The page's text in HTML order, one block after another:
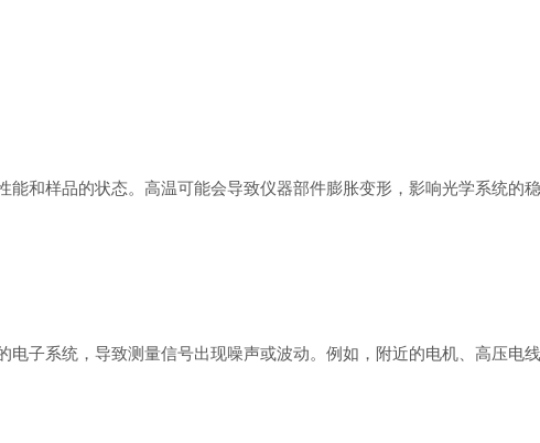
样品的状态。高温可能会导致仪器部件膨胀变形，影响光学系统的
系统，导致测量信号出现噪声或波动。例如，附近的电机、高压电